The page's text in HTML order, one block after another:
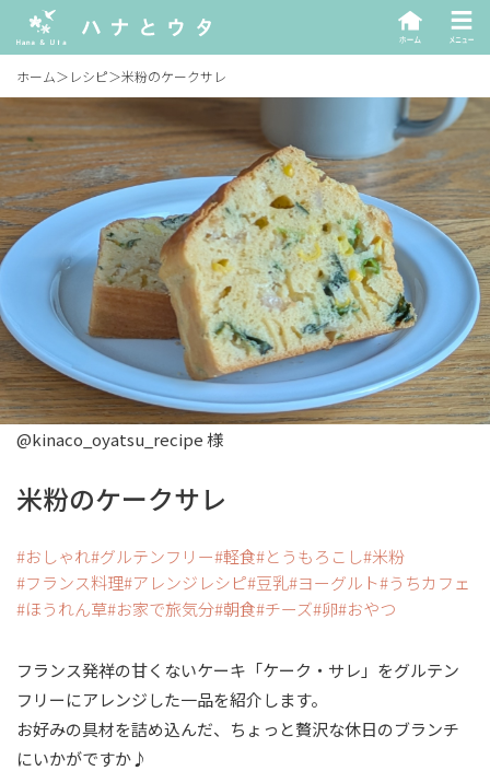
ホーム＞ レシピ＞米粉のケークサレ
@kinaco_oyatsu_recipe 様
米粉のケークサレ
おしゃれ グルテンフリー 軽食 とうもろこし 米粉
フランス料理 アレンジレシピ 豆乳 ヨーグルト
うちカフェ
ほうれん草 お家で旅気分 朝食 チーズ 卵 おやつ
フランス発祥の甘くないケーキ「ケーク・サレ」をグルテン
フリーにアレンジした一品を紹介します。
お好みの具材を詰め込んだ、ちょっと贅沢な休日のブランチ
にいかがですか♪